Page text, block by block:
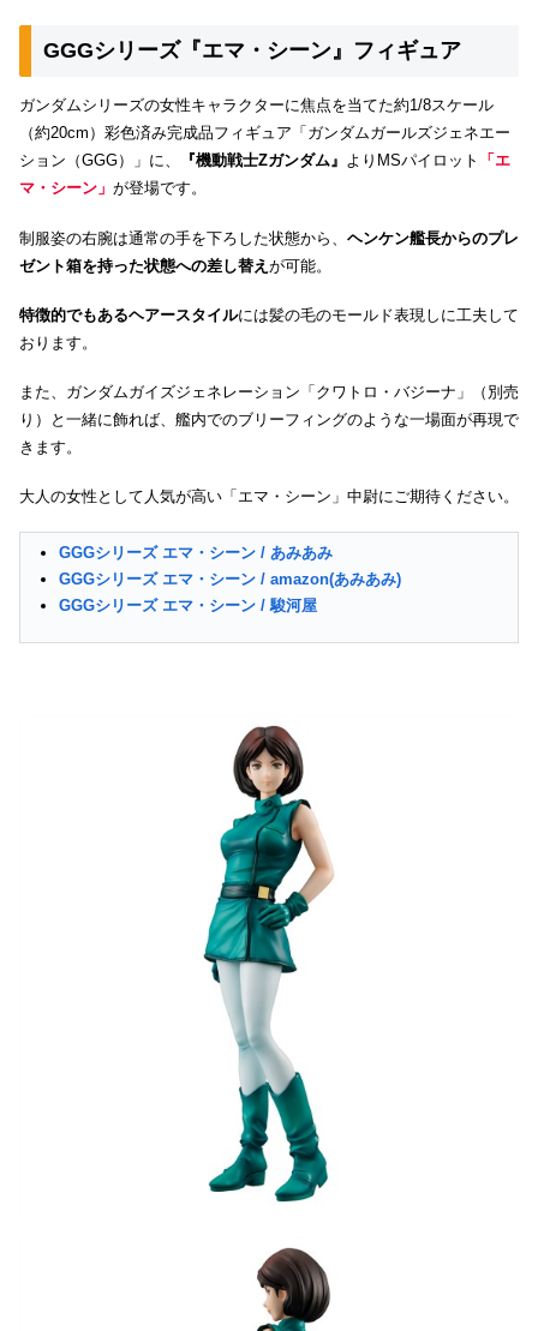
GGGシリーズ『エマ・シーン』フィギュア
ガンダムシリーズの女性キャラクターに焦点を当てた約1/8スケール
（約20cm）彩色済み完成品フィギュア「ガンダムガールズジェネエー
ション（GGG）」に、
『機動戦士Zガンダム』 よりMSパイロット
「エ
マ・シーン」 が登場です。
制服姿の右腕は通常の手を下ろした状態から、 ヘンケン艦長からのプレ
ゼント箱を持った状態への差し替え が可能。
特徴的でもあるヘアースタイルには髪の毛のモールド表現しに工夫して
おります。
また、ガンダムガイズジェネレーション「クワトロ・バジーナ」（別売
り）と一緒に飾れば、艦内でのブリーフィングのような一場面が再現で
きます。
大人の女性として人気が高い「エマ・シーン」中尉にご期待ください。
GGGシリーズ エマ・シーン / あみあみ
GGGシリーズ エマ・シーン / amazon(あみあみ)
GGGシリーズ エマ・シーン / 駿河屋